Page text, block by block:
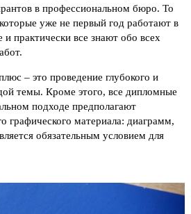
в профессиональном бюро. То
уже не первый год работают в
и практически все знают обо всех
– это проведение глубокого и
темы. Кроме этого, все дипломные
подходе предполагают
графического материала: диаграмм,
обязательным условием для